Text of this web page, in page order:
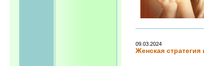
09.03.2024
Женская стратегия